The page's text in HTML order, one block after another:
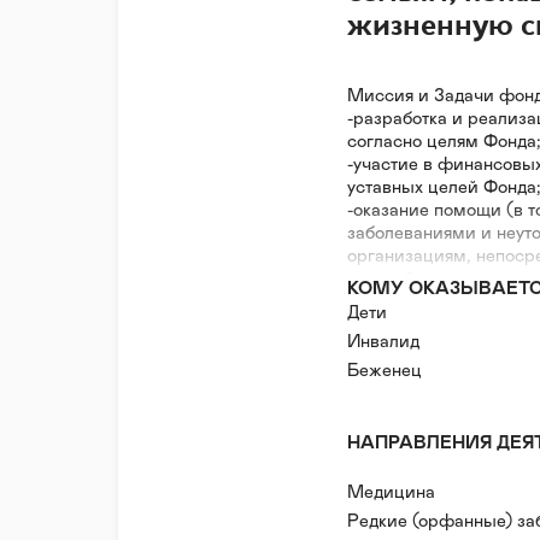
жизненную
Миссия и Задачи
-разработка и
согласно целям Фонда;
-участие в
уставных целей Фонда;
-оказание помощи (в
заболеваниями и
организациям,
-разработка и
проведение
организациями и
-привлечение
участие и/или
финансовой, в
на оказание помощи
неуточненными
ведения
КОМУ
Дети
Инвалид
Беженец
НАПРАВЛЕНИЯ
Медицина
Редкие (орфанные)